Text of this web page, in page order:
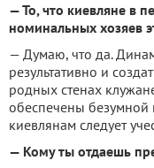
— То, что киевляне в
номинальных хозяев
— Думаю, что да.
результативно и
родных стенах
обеспечены безумной
киевлянам следует
— Кому ты отдаешь